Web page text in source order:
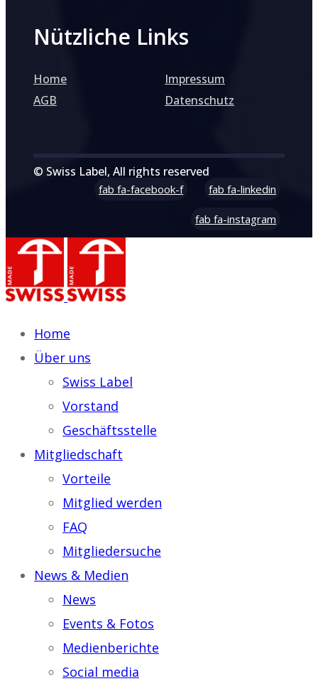
Nützliche Links
Home
AGB
Impressum
Datenschutz
© Swiss Label, All rights reserved
fab fa-facebook-f fab fa-linkedin
fab fa-instagram
Home
Über uns
Swiss Label
Vorstand
Geschäftsstelle
Mitgliedschaft
Vorteile
Mitglied werden
FAQ
Mitgliedersuche
News & Medien
News
Events & Fotos
Medienberichte
Social media